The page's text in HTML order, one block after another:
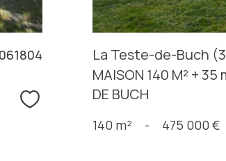
Sélectionner
La Teste-de-Buch
MAISON 140 M² + 35
DE BUCH
140 m² - 475 000 €